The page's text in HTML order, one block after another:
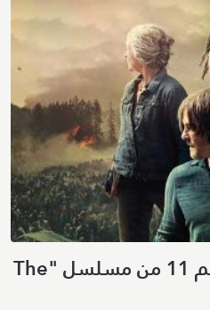
التريلر الرسمي للموسم 11 من مسلسل "The